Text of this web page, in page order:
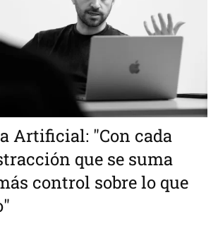
Artificial: "Con cada
que se suma
control sobre lo que